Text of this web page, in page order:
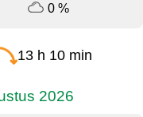
0 %
13 h 10 min
2026